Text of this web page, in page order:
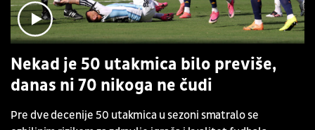
Nekad je 50 utakmica bilo previše,
danas ni 70 nikoga ne čudi
Pre dve decenije 50 utakmica u sezoni smatralo se